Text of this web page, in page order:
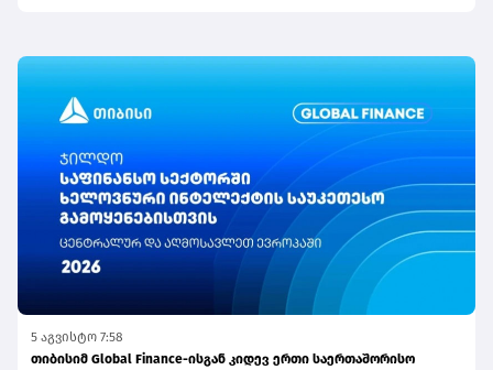
5 აგვისტო 7:58
თიბისიმ Global Finance-ისგან კიდევ ერთი საერთაშორისო